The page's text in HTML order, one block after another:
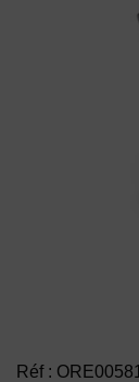
Réf : ORE00581